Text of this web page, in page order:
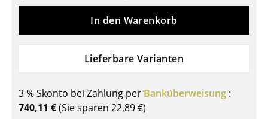
Sekretäre & PC-Tische
Konferenztische
Stehtische & Stehpulte
Gartentische
In den Warenkorb
Lieferbare Varianten
3 % Skonto bei Zahlung per Banküberweisung :
740,11 €(Sie sparen 22,89 €)